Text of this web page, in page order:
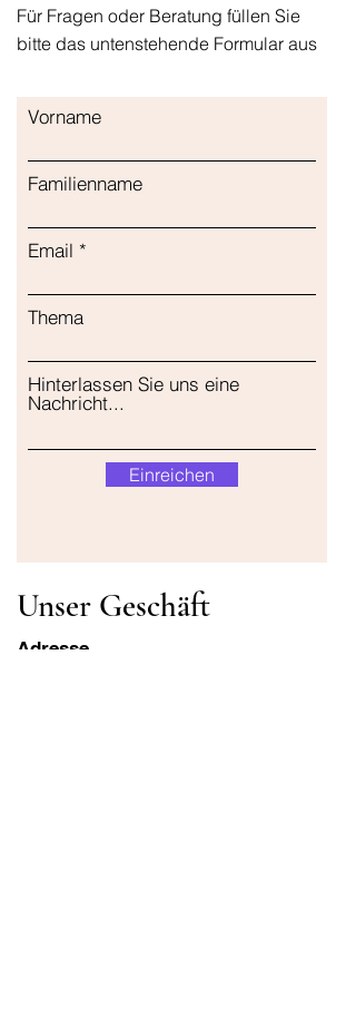
Für Fragen oder Beratung füllen Sie
bitte das untenstehende Formular aus
Vorname
Familienname
Email
Thema
Hinterlassen Sie uns eine
Nachricht...
Einreichen
Unser Geschäft
Adresse